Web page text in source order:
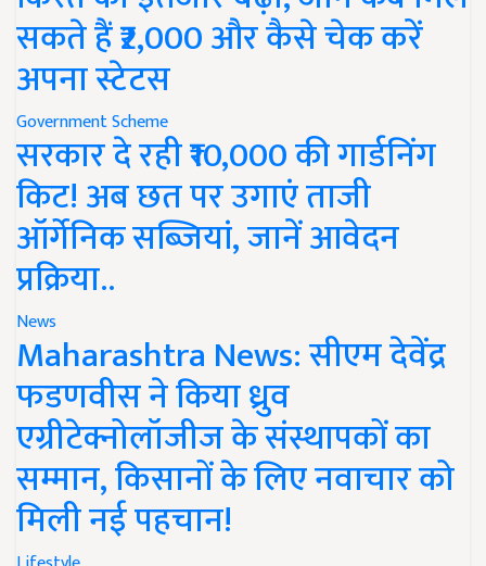
सकते हैं ₹2,000 और कैसे चेक करें
अपना स्टेटस
Government Scheme
सरकार दे रही ₹10,000 की गार्डनिंग
किट! अब छत पर उगाएं ताजी
ऑर्गेनिक सब्जियां, जानें आवेदन
प्रक्रिया..
News
Maharashtra News: सीएम देवेंद्र
फडणवीस ने किया ध्रुव
एग्रीटेक्नोलॉजीज के संस्थापकों का
सम्मान, किसानों के लिए नवाचार को
मिली नई पहचान!